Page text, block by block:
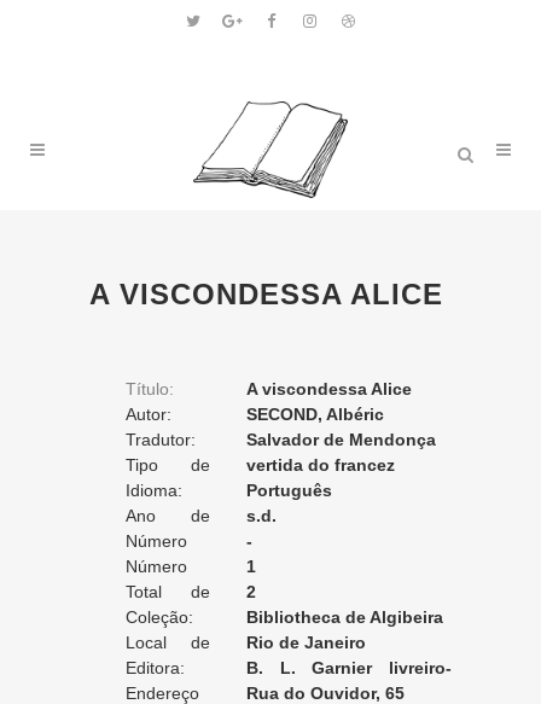
A VISCONDESSA ALICE
Título:
A viscondessa Alice
Autor:
SECOND, Albéric
Tradutor:
Salvador de Mendonça
Tipo de
Tradução:
vertida do francez
Idioma:
Português
Ano de
Edição:
s.d.
Número
da Edição:
-
Número
do Volume:
1
Total de
Volumes:
2
Coleção:
Bibliotheca de Algibeira
Local de
Edição:
Rio de Janeiro
Editora:
B. L. Garnier livreiro-
editor
Endereço
Rua do Ouvidor, 65